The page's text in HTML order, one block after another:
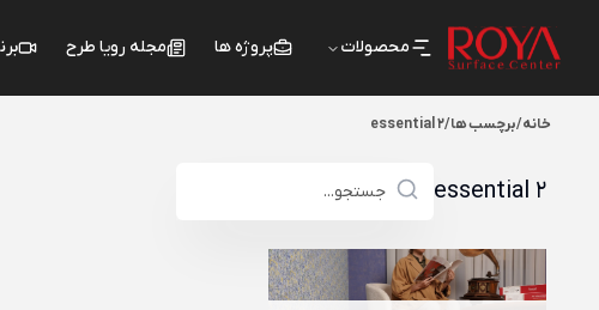
محصولات پروژه ها مجله رویا طرح
خانه/برچسب ها/
essential 2
essential 2